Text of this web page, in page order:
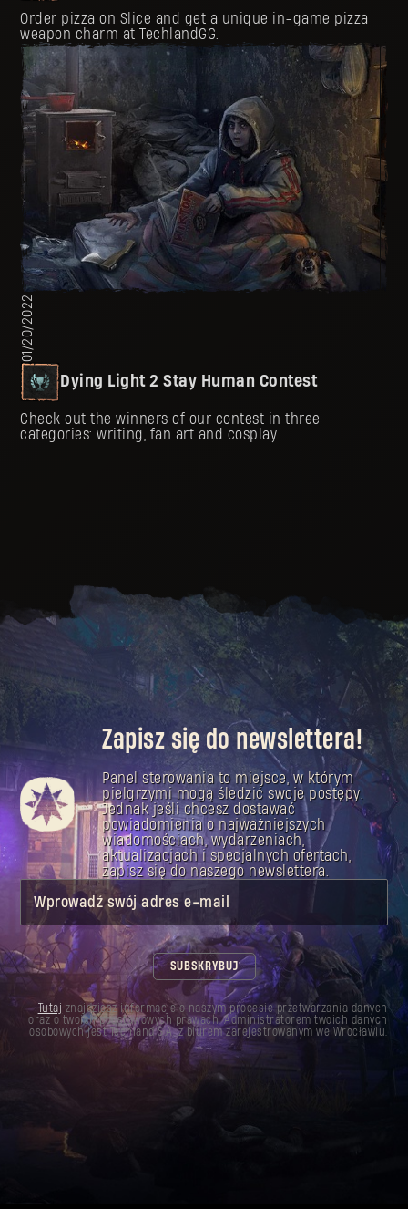
Order pizza on Slice and get a unique in-game pizza
weapon charm at TechlandGG.
01/20/2022
Dying Light 2 Stay Human Contest
Check out the winners of our contest in three
categories: writing, fan art and cosplay.
Zapisz się do newslettera!
Panel sterowania to miejsce, w którym
pielgrzymi mogą śledzić swoje postępy.
Jednak jeśli chcesz dostawać
powiadomienia o najważniejszych
wiadomościach, wydarzeniach,
aktualizacjach i specjalnych ofertach,
zapisz się do naszego newslettera.
Wprowadź swój adres e-mail
SUBSKRYBUJ
Tutaj
znajdziesz informacje o naszym procesie przetwarzania danych
oraz o twoich podstawowych prawach. Administratorem twoich danych
osobowych jest Techland S.A. z biurem zarejestrowanym we Wrocławiu.